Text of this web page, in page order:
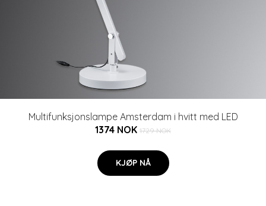
Multifunksjonslampe Amsterdam i hvitt med LED
1374 NOK 1729 NOK
KJØP NÅ